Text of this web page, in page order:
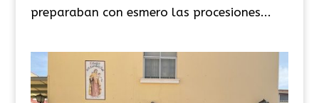
preparaban con esmero las procesiones...